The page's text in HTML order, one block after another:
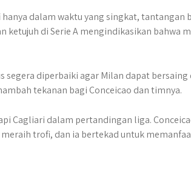
dalam waktu yang singkat, tantangan
ketujuh di Serie A mengindikasikan bahwa
diperbaiki agar Milan dapat bersaing
tekanan bagi Conceicao dan timnya.
Cagliari dalam pertandingan liga.
trofi, dan ia bertekad untuk